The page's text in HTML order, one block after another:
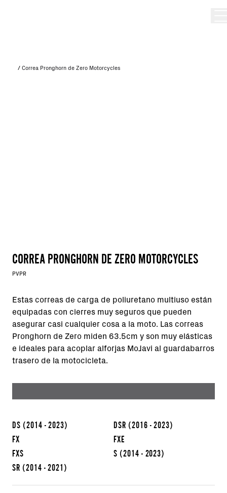
/ Correa Pronghorn de Zero Motorcycles
CORREA PRONGHORN DE ZERO MOTORCYCLES
PVPR
Estas correas de carga de poliuretano multiuso están
equipadas con cierres muy seguros que pueden
asegurar casi cualquier cosa a la moto. Las correas
Pronghorn de Zero miden 63.5cm y son muy elásticas
e ideales para acoplar alforjas MoJavi al guardabarros
trasero de la motocicleta.
DS (2014 - 2023) DSR (2016 - 2023)
FX
FXE
FXS
S (2014 - 2023)
SR (2014 - 2021)